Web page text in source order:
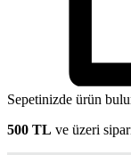
Sepetinizde ürün
500 TL ve üzeri